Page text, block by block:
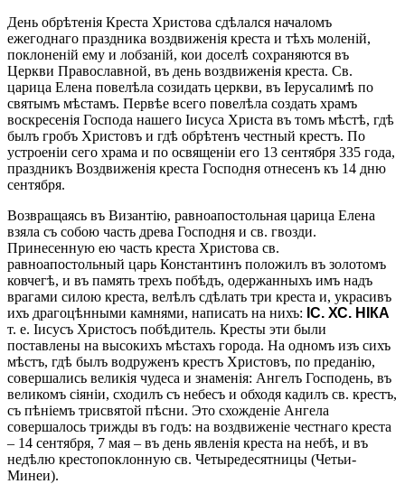
День обрѣтенія Креста Христова сдѣлался началомъ
ежегоднаго праздника воздвиженія креста и тѣхъ моленій,
поклоненій ему и лобзаній, кои доселѣ сохраняются въ
Церкви Православной, въ день воздвиженія креста. Св.
царица Елена повелѣла созидать церкви, въ Іерусалимѣ по
святымъ мѣстамъ. Первѣе всего повелѣла создать храмъ
воскресенія Господа нашего Іисуса Христа въ томъ мѣстѣ, гдѣ
былъ гробъ Христовъ и гдѣ обрѣтенъ честный крестъ. По
устроеніи сего храма и по освященіи его 13 сентября 335 года,
праздникъ Воздвиженія креста Господня отнесенъ къ 14 дню
сентября.
Возвращаясь въ Византію, равноапостольная царица Елена
взяла съ собою часть древа Господня и св. гвозди.
Принесенную ею часть креста Христова св.
равноапостольный царь Константинъ положилъ въ золотомъ
ковчегѣ, и въ память трехъ побѣдъ, одержанныхъ имъ надъ
врагами силою креста, велѣлъ сдѣлать три креста и, украсивъ
ихъ драгоцѣнными камнями, написать на нихъ: IC. ХС. HIКА
т. е. Іисусъ Христосъ побѣдитель. Кресты эти были
поставлены на высокихъ мѣстахъ города. На одномъ изъ сихъ
мѣстъ, гдѣ былъ водруженъ крестъ Христовъ, по преданію,
совершались великія чудеса и знаменія: Ангелъ Господень, въ
великомъ сіяніи, сходилъ съ небесъ и обходя кадилъ св. крестъ,
съ пѣніемъ трисвятой пѣсни. Это схожденіе Ангела
совершалось трижды въ годъ: на воздвиженіе честнаго креста
– 14 сентября, 7 мая – въ день явленія креста на небѣ, и въ
недѣлю крестопоклонную св. Четыредесятницы (Четьи-
Минеи).